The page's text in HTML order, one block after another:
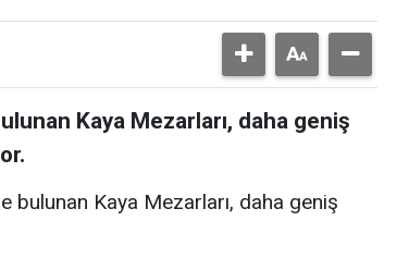
Kaya Mezarları, daha geniş
bulunan Kaya Mezarları, daha geniş